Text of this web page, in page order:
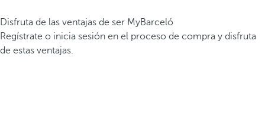
Disfruta de las ventajas de ser MyBarceló
Regístrate o inicia sesión en el proceso de compra y disfruta
de estas ventajas.